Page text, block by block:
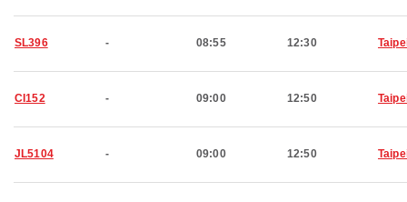
SL396 - 08:55 12:30
CI152 - 09:00 12:50
JL5104 - 09:00 12:50